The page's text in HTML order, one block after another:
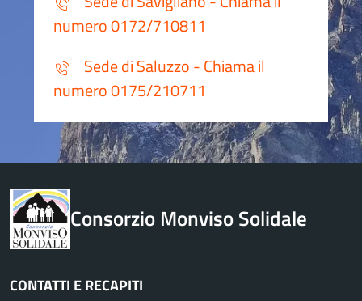
numero 0172/710811
Sede di Saluzzo - Chiama il
numero 0175/210711
Consorzio Monviso Solidale
CONTATTI E RECAPITI